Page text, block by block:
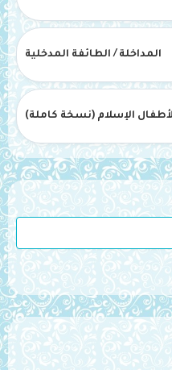
المداخلة / الطائفة المدخلية
الإسلام (نسخة كاملة)